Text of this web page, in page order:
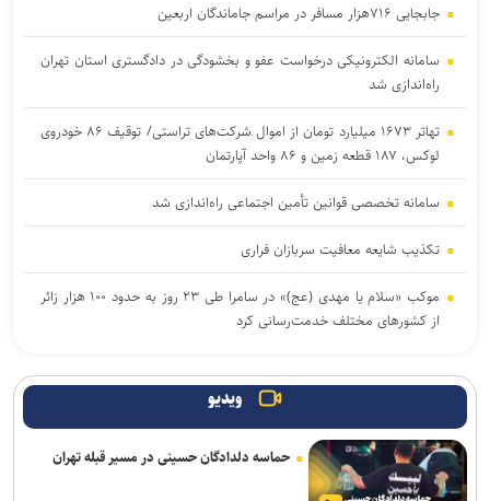
جابجایی ۷۱۶هزار مسافر در مراسم جاماندگان اربعین
سامانه الکترونیکی درخواست عفو و بخشودگی در دادگستری استان تهران
راه‌اندازی شد
تهاتر ۱۶۷۳ میلیارد تومان از اموال شرکت‌های تراستی/ توقیف ۸۶ خودروی
لوکس، ۱۸۷ قطعه زمین و ۸۶ واحد آپارتمان
سامانه تخصصی قوانین تأمین اجتماعی راه‌اندازی شد
تکذیب شایعه معافیت سربازان فراری
موکب «سلام یا مهدی (عج)» در سامرا طی ۲۳ روز به حدود ۱۰۰ هزار زائر
از کشورهای مختلف خدمت‌رسانی کرد
شعله‌های آتش جان باختند
امروز پنجشنبه نبض ترافیک پایتخت به آرامی می‌زند
ویدیو
حماسه دلدادگان حسینی در مسیر قبله تهران